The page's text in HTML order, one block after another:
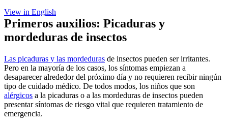
View in English
Primeros auxilios: Picaduras y
mordeduras de insectos
Las picaduras y las mordeduras de insectos pueden ser irritantes.
Pero en la mayoría de los casos, los síntomas empiezan a
desaparecer alrededor del próximo día y no requieren recibir ningún
tipo de cuidado médico. De todos modos, los niños que son
alérgicos a la picaduras o a las mordeduras de insectos pueden
presentar síntomas de riesgo vital que requieren tratamiento de
emergencia.